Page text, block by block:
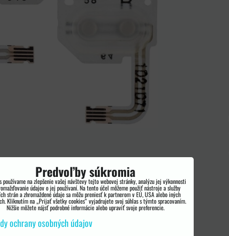
Predvoľby súkromia
používame na zlepšenie vašej návštevy tejto webovej stránky, analýzu jej výkonnosti
údajov o jej používaní. Na tento účel môžeme použiť nástroje a služby
strán a zhromaždené údaje sa môžu preniesť k partnerom v EÚ, USA alebo iných
Kliknutím na „Prijať všetky cookies“ vyjadrujete svoj súhlas s týmto spracovaním.
Nižšie môžete nájsť podrobné informácie alebo upraviť svoje preferencie.
ochrany osobných údajov